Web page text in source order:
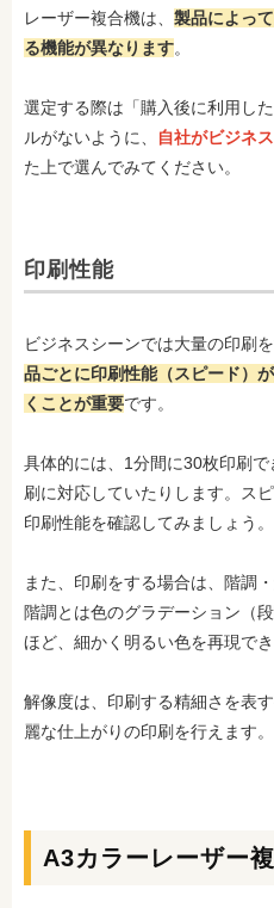
レーザー複合機は、 製品によっ
る機能が異なります。
選定する際は「購入後に利用し
ルがないように、
自社がビジネ
た上で選んでみてください。
印刷性能
ビジネスシーンでは大量の印刷
品ごとに印刷性能（スピード）
くことが重要です。
具体的には、1分間に30枚印刷
刷に対応していたりします。ス
印刷性能を確認してみましょう。
また、印刷をする場合は、階調
階調とは色のグラデーション（
ほど、細かく明るい色を再現でき
解像度は、印刷する精細さを表
麗な仕上がりの印刷を行えます。
A3カラーレーザー